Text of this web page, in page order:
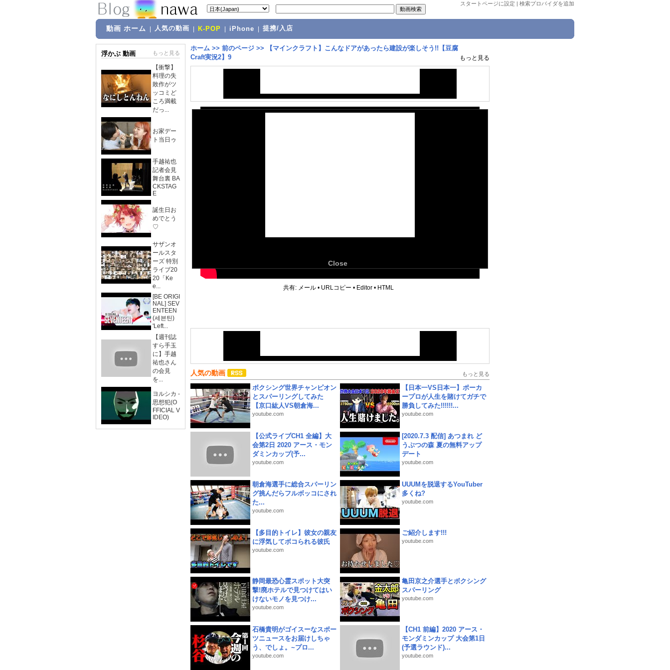
スタートページに設定 | 検索プロバイダを追加
動画 ホーム 人気の動画 K-POP iPhone 提携/入店
浮かぶ 動画 もっと見る
【衝撃】
料理の失
敗作がツ
ッコミど
ころ満載
だっ...
お家デー
ト当日ゥ
手越祐也
記者会見
舞台裏 BA
CKSTAG
E
誕生日お
めでとう
♡
サザンオ
ールスタ
ーズ 特別
ライブ20
20「Ke
e...
[BE ORIGI
NAL] SEV
ENTEEN
(세븐틴)
'Left...
【週刊誌
すら手玉
に】手越
祐也さん
の会見
を...
ヨルシカ -
思想犯(O
FFICIAL V
IDEO)
ホーム >> 前のページ >>
【マインクラフト】こんなドアがあったら建設が楽しそう!!【豆腐
Craft実況2】9
もっと見る
Close
共有: メール • URLコピー • Editor • HTML
人気の動画 もっと見る
ボクシング世界チャンピオン
とスパーリングしてみた
【京口紘人VS朝倉海...
youtube.com
【日本一VS日本一】ポーカ
ープロが人生を賭けてガチで
勝負してみた!!!!!!...
youtube.com
【公式ライブCH1 全編】大
会第2日 2020 アース・モン
ダミンカップ(予...
youtube.com
[2020.7.3 配信] あつまれ ど
うぶつの森 夏の無料アップ
デート
youtube.com
朝倉海選手に総合スパーリン
グ挑んだらフルボッコにされ
た...
youtube.com
UUUMを脱退するYouTuber
多くね?
youtube.com
【多目的トイレ】彼女の親友
に浮気してボコられる彼氏
youtube.com
ご紹介します!!!
youtube.com
静岡最恐心霊スポット大突
撃!廃ホテルで見つけてはい
けないモノを見つけ...
youtube.com
亀田京之介選手とボクシング
スパーリング
youtube.com
石橋貴明がゴイスーなスポー
ツニュースをお届けしちゃ
う、でしょ。~プロ...
youtube.com
【CH1 前編】2020 アース・
モンダミンカップ 大会第1日
(予選ラウンド)...
youtube.com